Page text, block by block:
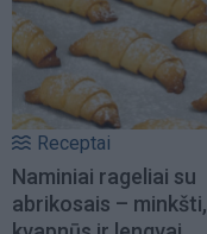
Receptai
Naminiai rageliai su
abrikosais – minkšti,